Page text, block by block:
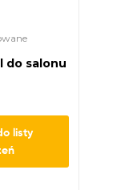
do salonu
listy